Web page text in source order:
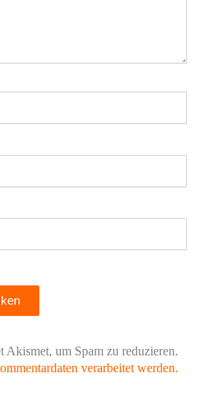
Akismet, um Spam zu reduzieren.
verarbeitet werden.